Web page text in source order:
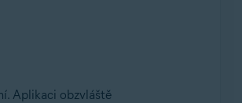
Aplikaci obzvláště